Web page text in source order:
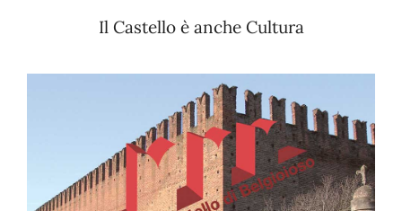
Il Castello è anche Cultura